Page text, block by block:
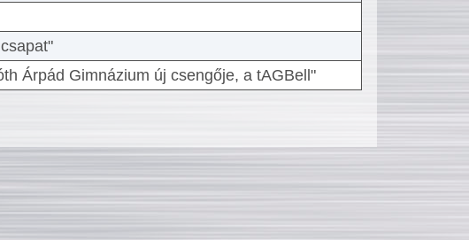
Árpád Gimnázium új csengője, a tAGBell"